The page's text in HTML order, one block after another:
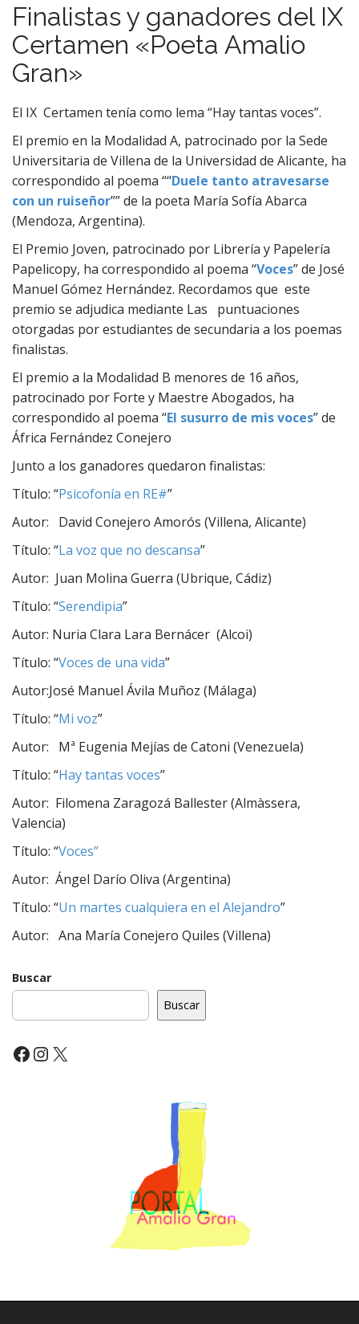
n
u
o
n
t
e
n
t
Finalistas y ganadores del IX
Certamen «Poeta Amalio
Gran»
El IX Certamen tenía como lema “Hay tantas voces”.
El premio en la Modalidad A, patrocinado por la Sede
Universitaria de Villena de la Universidad de Alicante, ha
correspondido al poema ““Duele tanto atravesarse
con un ruiseñor”” de la poeta María Sofía Abarca
(Mendoza, Argentina).
El Premio Joven, patrocinado por Librería y Papelería
Papelicopy, ha correspondido al poema “Voces” de José
Manuel Gómez Hernández. Recordamos que este
premio se adjudica mediante Las puntuaciones
otorgadas por estudiantes de secundaria a los poemas
finalistas.
El premio a la Modalidad B menores de 16 años,
patrocinado por Forte y Maestre Abogados, ha
correspondido al poema “El susurro de mis voces” de
África Fernández Conejero
Junto a los ganadores quedaron finalistas:
Título: “Psicofonía en RE#”
Autor: David Conejero Amorós (Villena, Alicante)
Título: “La voz que no descansa”
Autor: Juan Molina Guerra (Ubrique, Cádiz)
Título: “Serendipia”
Autor: Nuria Clara Lara Bernácer (Alcoi)
Título: “Voces de una vida”
Autor:José Manuel Ávila Muñoz (Málaga)
Título: “Mi voz”
Autor: Mª Eugenia Mejías de Catoni (Venezuela)
Título: “Hay tantas voces”
Autor: Filomena Zaragozá Ballester (Almàssera,
Valencia)
Título: “Voces”
Autor: Ángel Darío Oliva (Argentina)
Título: “Un martes cualquiera en el Alejandro”
Autor: Ana María Conejero Quiles (Villena)
Buscar
Buscar
Facebook
Instagram
X